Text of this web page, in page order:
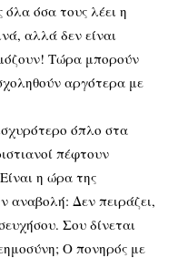
όλα όσα τους λέει η
αλλά δεν είναι
Τώρα μπορούν
αργότερα με
όπλο στα
πέφτουν
η ώρα της
αναβολή: Δεν πειράζει,
Σου δίνεται
Ο πονηρός με